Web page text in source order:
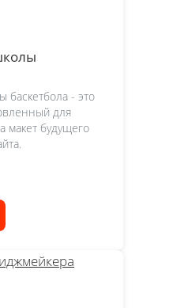
баскетбола - это
для
макет будущего